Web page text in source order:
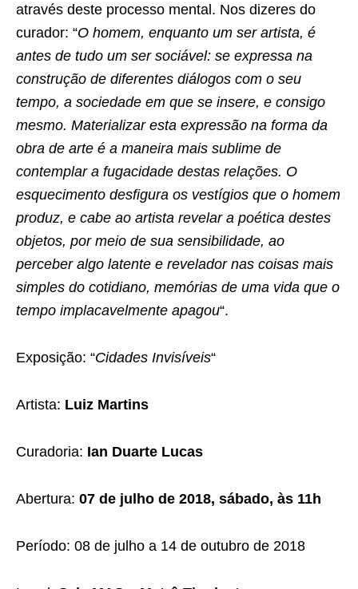
através deste processo mental. Nos dizeres do
curador: “O homem, enquanto um ser artista, é
antes de tudo um ser sociável: se expressa na
construção de diferentes diálogos com o seu
tempo, a sociedade em que se insere, e consigo
mesmo. Materializar esta expressão na forma da
obra de arte é a maneira mais sublime de
contemplar a fugacidade destas relações. O
esquecimento desfigura os vestígios que o homem
produz, e cabe ao artista revelar a poética destes
objetos, por meio de sua sensibilidade, ao
perceber algo latente e revelador nas coisas mais
simples do cotidiano, memórias de uma vida que o
tempo implacavelmente apagou“.
Exposição: “Cidades Invisíveis“
Artista: Luiz Martins
Curadoria: Ian Duarte Lucas
Abertura: 07 de julho de 2018, sábado, às 11h
Período: 08 de julho a 14 de outubro de 2018